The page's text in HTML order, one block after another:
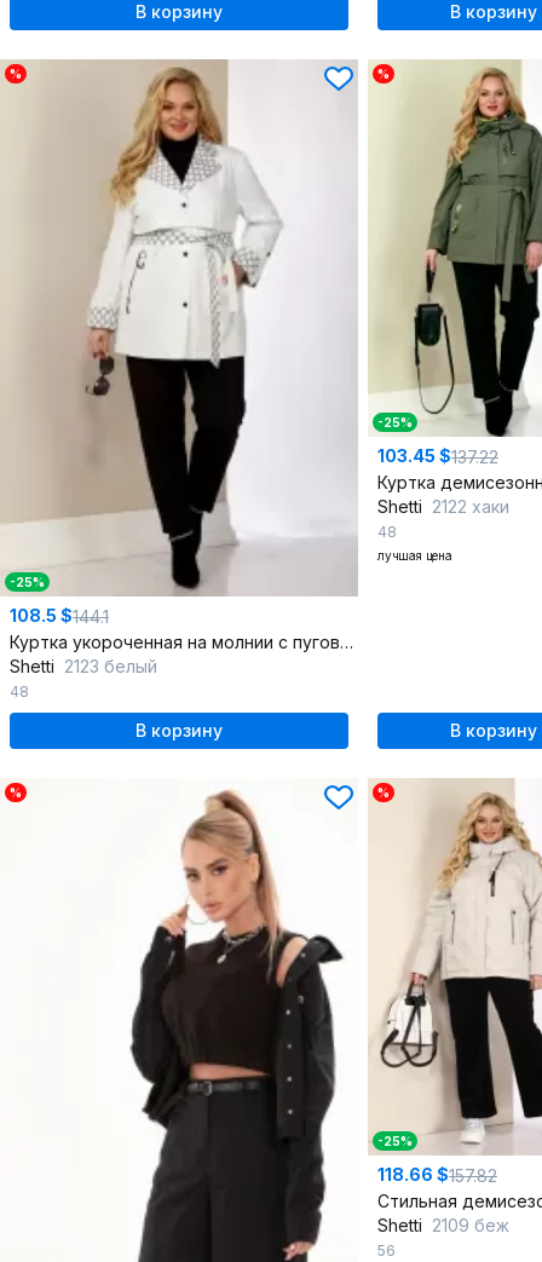
В корзину В корзину
%
-25%
108.5 $144.1
Куртка укороченная на молнии с пуговицами и съемным поясом
Shetti 2123 белый
48
В корзину
%
-25%
103.45 $137.22
Shetti 2122 хаки
48
лучшая цена
В корзину
% %
-25%
118.66 $157.82
Shetti 2109 беж
56